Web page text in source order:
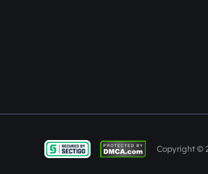
Copyright ©